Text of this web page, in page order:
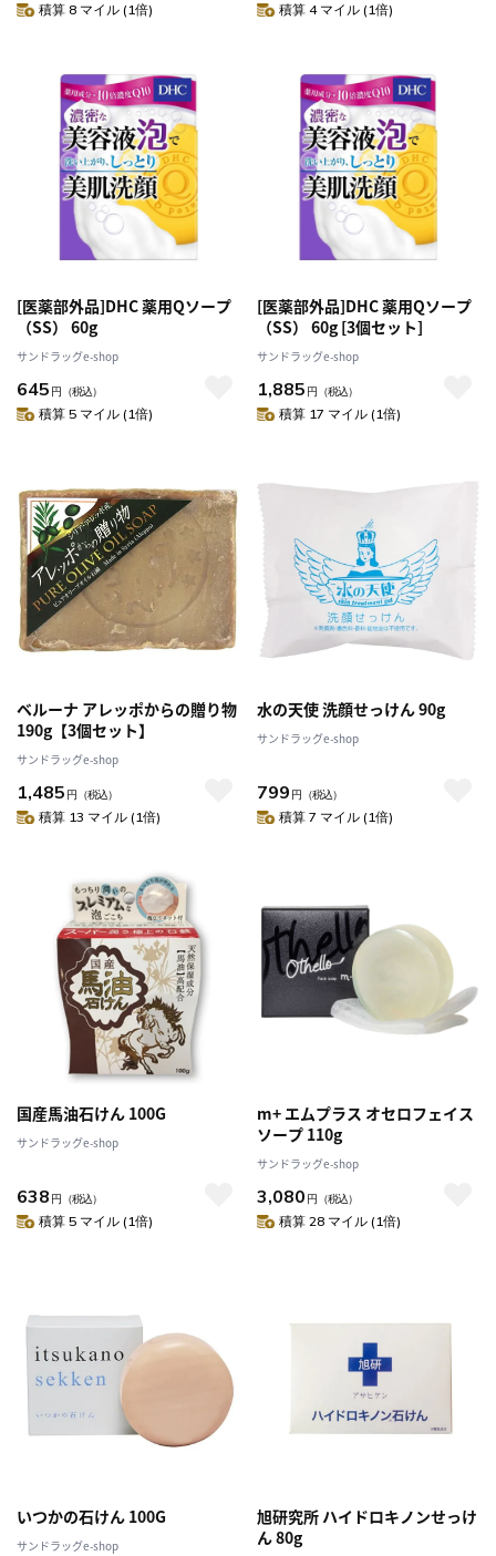
積算 8 マイル (1倍) 積算 4 マイル (1倍)
[医薬部外品]DHC 薬用Qソープ
（SS） 60g
サンドラッグe-shop
645 円 （税込）
積算 5 マイル (1倍)
[医薬部外品]DHC 薬用Qソープ
（SS） 60g [3個セット]
サンドラッグe-shop
1,885 円 （税込）
積算 17 マイル (1倍)
ベルーナ アレッポからの贈り物
190g【3個セット】
サンドラッグe-shop
1,485 円 （税込）
積算 13 マイル (1倍)
水の天使 洗顔せっけん 90g
サンドラッグe-shop
799 円 （税込）
積算 7 マイル (1倍)
国産馬油石けん 100G
サンドラッグe-shop
638 円 （税込）
積算 5 マイル (1倍)
m+ エムプラス オセロフェイス
ソープ 110g
サンドラッグe-shop
3,080 円 （税込）
積算 28 マイル (1倍)
いつかの石けん 100G
サンドラッグe-shop
旭研究所 ハイドロキノンせっけ
ん 80g